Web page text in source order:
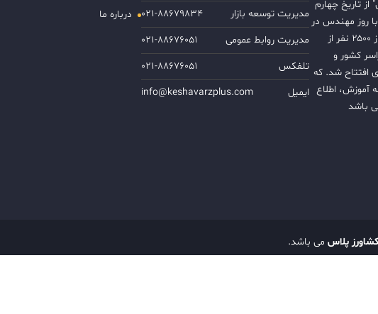
از تاریخ چهارم
همزمان با روز مهندس در
برج میلاد با حضور بیش از ۲۵۰۰ نفر از
کشور و
افتتاح شد. که
آموزش، اطلاع
باشد
مدیریت توسعه بازار
۰۲۱-۸۸۶۷۹۸۳۴
مدیریت روابط عمومی
۰۲۱-۸۸۶۷۶۰۵۱
تلفکس
۰۲۱-۸۸۶۷۶۰۵۱
ایمیل
info@keshavarzplus.com
درباره ما
کشاورز پلاس می باشد.